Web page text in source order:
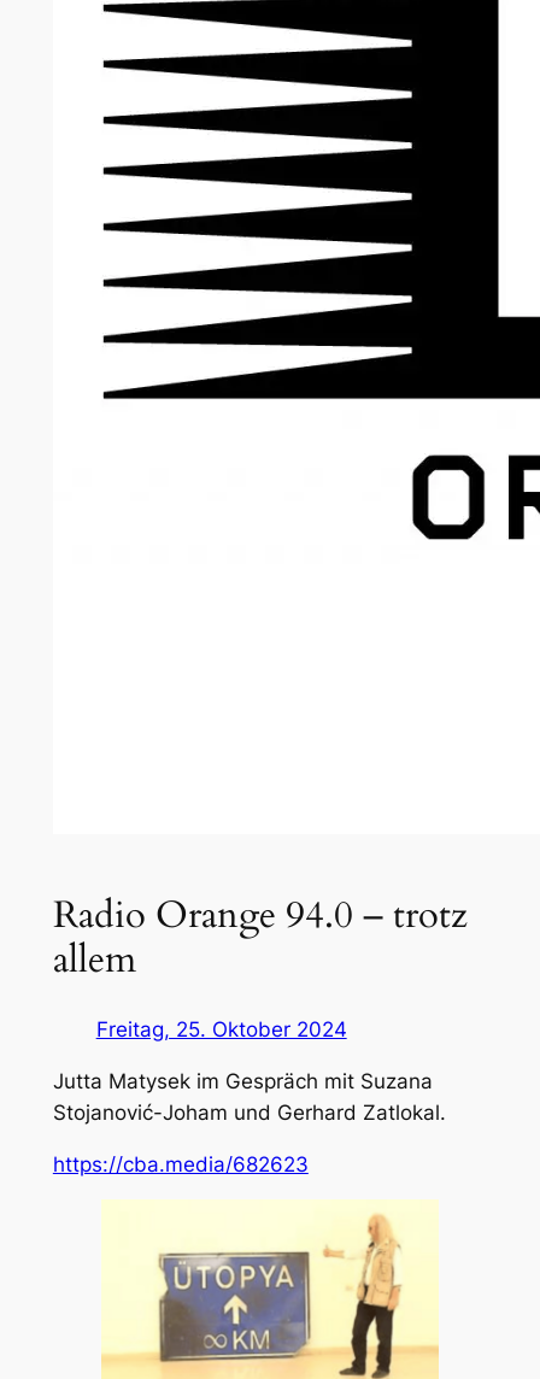
Radio Orange 94.0 – trotz
allem
Freitag, 25. Oktober 2024
Jutta Matysek im Gespräch mit Suzana
Stojanović-Joham und Gerhard Zatlokal.
https://cba.media/682623